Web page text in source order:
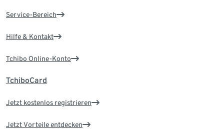
Service-Bereich
Hilfe & Kontakt
Tchibo Online-Konto
TchiboCard
Jetzt kostenlos registrieren
Jetzt Vorteile entdecken